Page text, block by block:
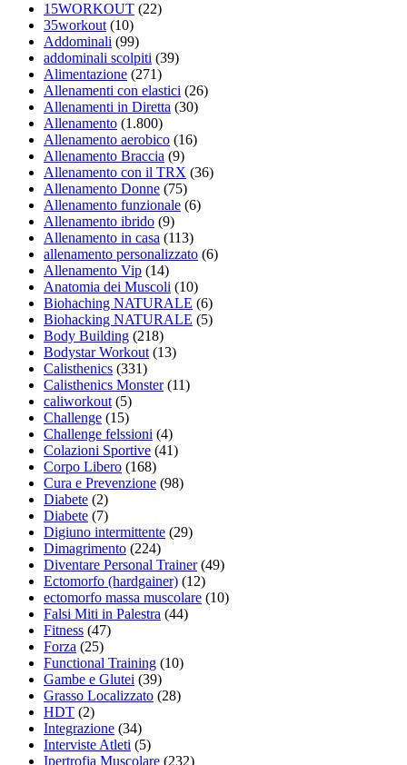
15WORKOUT (22)
35workout (10)
Addominali (99)
addominali scolpiti (39)
Alimentazione (271)
Allenamenti con elastici (26)
Allenamenti in Diretta (30)
Allenamento (1.800)
Allenamento aerobico (16)
Allenamento Braccia (9)
Allenamento con il TRX (36)
Allenamento Donne (75)
Allenamento funzionale (6)
Allenamento ibrido (9)
Allenamento in casa (113)
allenamento personalizzato (6)
Allenamento Vip (14)
Anatomia dei Muscoli (10)
Biohaching NATURALE (6)
Biohacking NATURALE (5)
Body Building (218)
Bodystar Workout (13)
Calisthenics (331)
Calisthenics Monster(11)
caliworkout (5)
Challenge (15)
Challenge felssioni (4)
Colazioni Sportive (41)
Corpo Libero (168)
Cura e Prevenzione (98)
Diabete (2)
Diabete (7)
Digiuno intermittente (29)
Dimagrimento (224)
Diventare Personal Trainer(49)
Ectomorfo (hardgainer) (12)
ectomorfo massa muscolare (10)
Falsi Miti in Palestra (44)
Fitness (47)
Forza (25)
Functional Training (10)
Gambe e Glutei (39)
Grasso Localizzato (28)
HDT (2)
Integrazione (34)
Interviste Atleti (5)
Ipertrofia Muscolare (232)